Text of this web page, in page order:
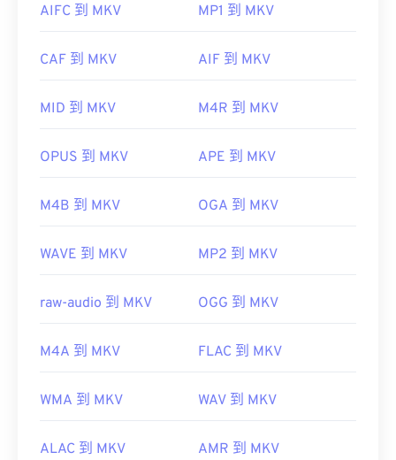
Puffin Web Browser
開發者： Adobe
實用連結：
體播放器可能不支援它。
Ninite
Combined Community
開發者： Matroska
實用連結：
AIFC 到 MKV MP1 到 MKV
CAF 到 MKV AIF 到 MKV
MID 到 MKV M4R 到 MKV
OPUS 到 MKV APE 到 MKV
M4B 到 MKV OGA 到 MKV
WAVE 到 MKV MP2 到 MKV
raw-audio 到 MKV OGG 到 MKV
M4A 到 MKV FLAC 到 MKV
WMA 到 MKV WAV 到 MKV
ALAC 到 MKV AMR 到 MKV